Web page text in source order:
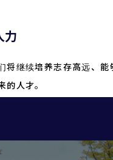
力
将继续培养志存高远、能
的人才。